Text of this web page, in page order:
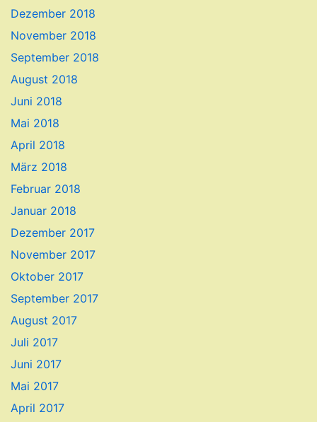
Dezember 2018
November 2018
September 2018
August 2018
Juni 2018
Mai 2018
April 2018
März 2018
Februar 2018
Januar 2018
Dezember 2017
November 2017
Oktober 2017
September 2017
August 2017
Juli 2017
Juni 2017
Mai 2017
April 2017